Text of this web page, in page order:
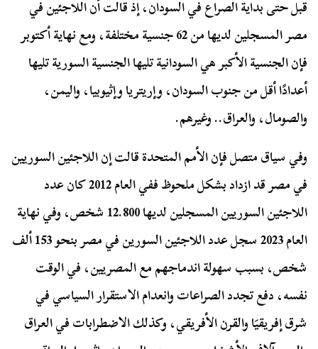
قبل حتى بداية الصراع في السودان، إذ قالت أن اللاجئين في
مصر المسجلين لديها من 62 جنسية مختلفة، ومع نهاية أكتوبر
فإن الجنسية الأكبر هي السودانية تليها الجنسية السورية تليها
أعدادًا أقل من جنوب السودان، وإريتريا وإثيوبيا، واليمن،
والصومال، والعراق.. وغيرهم.
وفي سياق متصل فإن الأمم المتحدة قالت إن اللاجئين السوريين
في مصر قد ازداد بشكل ملحوظ ففي العام 2012 كان عدد
اللاجئين السوريين المسجلين لديها 12.800 شخص، وفي نهاية
العام 2023 سجل عدد اللاجئين السورين في مصر بنحو 153 ألف
شخص، بسبب سهولة اندماجهم مع المصريين، في الوقت
نفسه، دفع تجدد الصراعات وانعدام الاستقرار السياسي في
شرق إفريقيَا والقرن الأفريقي، وكذلك الاضطرابات في العراق